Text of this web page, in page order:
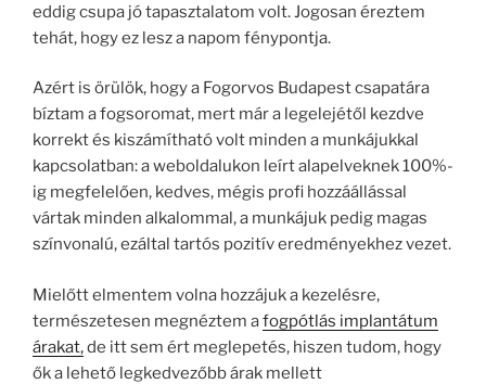
eddig csupa jó tapasztalatom volt. Jogosan éreztem
tehát, hogy ez lesz a napom fénypontja.
Azért is örülök, hogy a Fogorvos Budapest csapatára
bíztam a fogsoromat, mert már a legelejétől kezdve
korrekt és kiszámítható volt minden a munkájukkal
kapcsolatban: a weboldalukon leírt alapelveknek 100%-
ig megfelelően, kedves, mégis profi hozzáállással
vártak minden alkalommal, a munkájuk pedig magas
színvonalú, ezáltal tartós pozitív eredményekhez vezet.
Mielőtt elmentem volna hozzájuk a kezelésre,
természetesen megnéztem afogpótlás implantátum
árakat,de itt sem ért meglepetés, hiszen tudom, hogy
ők a lehető legkedvezőbb árak mellett